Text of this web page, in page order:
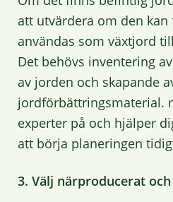
att utvärdera om den
användas som växtjord
Det behövs inventering
av jorden och skapande
jordförbättringsmaterial.
experter på och hjälper
att börja planeringen
3. Välj närproducerat